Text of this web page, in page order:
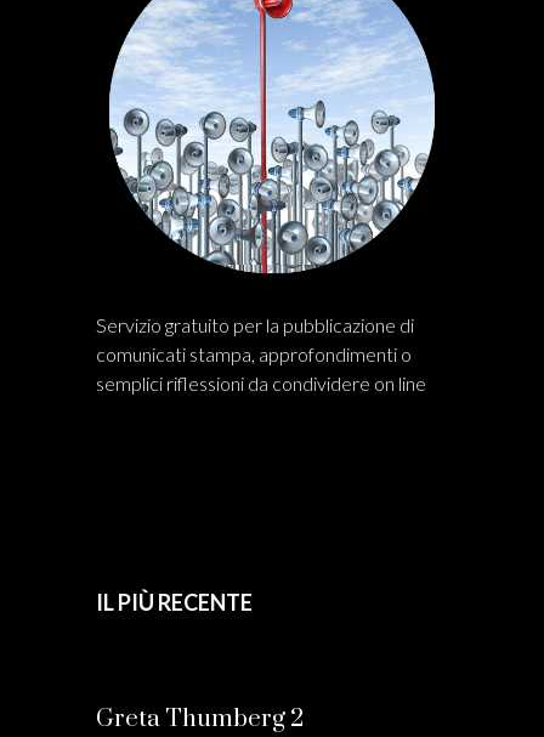
Servizio gratuito per la pubblicazione di
comunicati stampa, approfondimenti o
semplici riflessioni da condividere on line
IL PIÙ RECENTE
Greta Thumberg 2